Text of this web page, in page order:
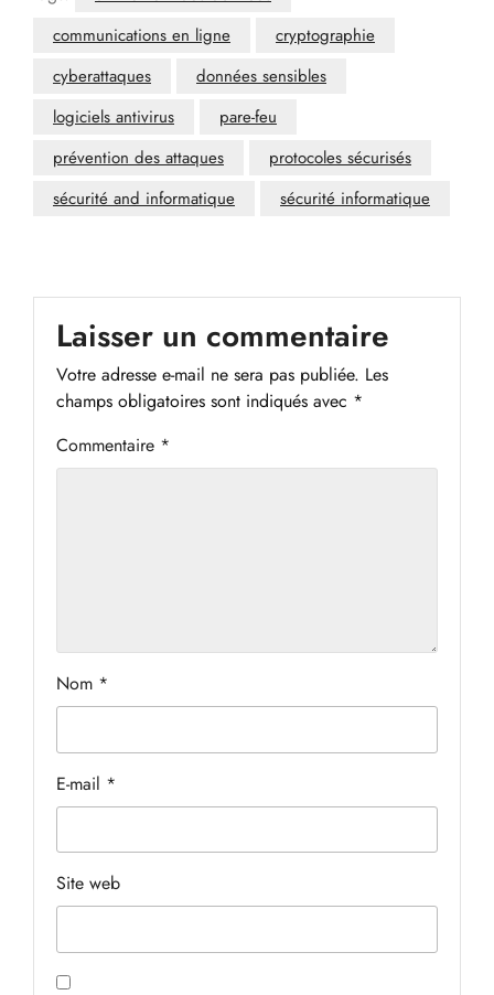
communications en ligne
cryptographie
cyberattaques
données sensibles
logiciels antivirus
pare-feu
prévention des attaques
protocoles sécurisés
sécurité and informatique
sécurité informatique
Laisser un commentaire
Votre adresse e-mail ne sera pas publiée. Les
champs obligatoires sont indiqués avec *
Commentaire *
Nom *
E-mail *
Site web